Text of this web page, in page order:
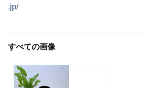
.jp/
すべての画像